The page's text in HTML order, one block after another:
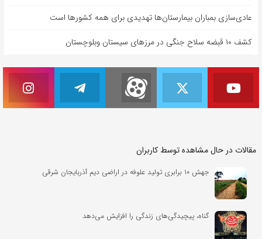
عادی‌سازی بمباران بیمارستان‌ها تهدیدی برای همه کشورها است
کشف ۱۰ قبضه سلاح جنگی در مرزهای سیستان وبلوچستان
مقالات در حال مشاهده توسط کاربران
جهش ۱۰ برابری تولید علوفه در اراضی دیم آذربایجان شرقی
گناه، پیچیدگی‌های زندگی را افزایش می‌دهد